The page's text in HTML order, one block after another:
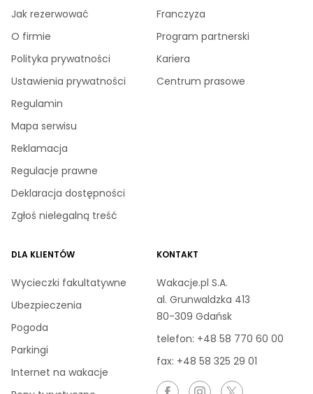
Jak rezerwować
O firmie
Polityka prywatności
Ustawienia prywatności
Regulamin
Mapa serwisu
Reklamacja
Regulacje prawne
Deklaracja dostępności
Zgłoś nielegalną treść
Franczyza
Program partnerski
Kariera
Centrum prasowe
DLA KLIENTÓW
Wycieczki fakultatywne
Ubezpieczenia
Pogoda
Parkingi
Internet na wakacje
KONTAKT
Wakacje.pl S.A.
al. Grunwaldzka 413
80-309 Gdańsk
telefon: +48 58 770 60 00
fax: +48 58 325 29 01